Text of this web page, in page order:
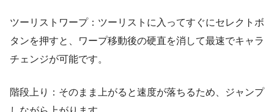
ツーリストワープ：ツーリストに入ってすぐにセレクトボ
タンを押すと、ワープ移動後の硬直を消して最速でキャラ
チェンジが可能です。
階段上り：そのまま上がると速度が落ちるため、ジャンプ